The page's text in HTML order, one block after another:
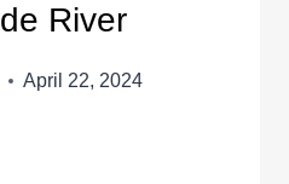
River
April 22, 2024